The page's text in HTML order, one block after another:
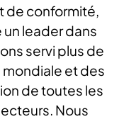
de conformité,
leader dans
servi plus de
et des
de toutes les
Nous